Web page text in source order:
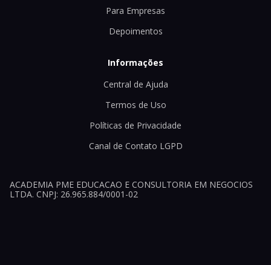
Para Empresas
Depoimentos
Informações
Central de Ajuda
Termos de Uso
Políticas de Privacidade
Canal de Contato LGPD
ACADEMIA PME EDUCACAO E CONSULTORIA EM NEGOCIOS
LTDA. CNPJ: 26.965.884/0001-02